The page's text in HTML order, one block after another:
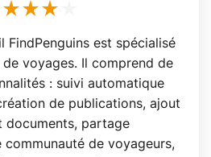
FindPenguins est spécialisé
voyages. Il comprend de
: suivi automatique
de publications, ajout
documents, partage
de voyageurs,